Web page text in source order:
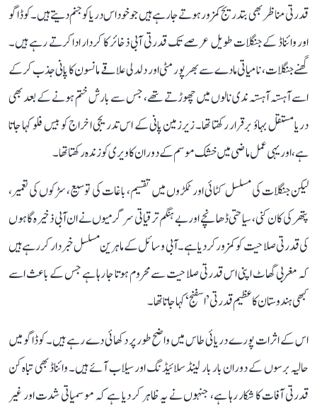
قدرتی مناظر بھی بتدریج کمزور ہوتے جا رہے ہیں جو خود اس دریا کو جنم دیتے ہیں۔ کوڈاگو
اور وائناڈ کے جنگلات طویل عرصے تک قدرتی آبی ذخائر کا کردار ادا کرتے رہے ہیں۔
گھنے جنگلات، نامیاتی مادے سے بھرپور مٹی اور دلدلی علاقے مانسون کا پانی جذب کر کے
اسے آہستہ آہستہ ندی نالوں میں چھوڑتے تھے، جس سے بارش ختم ہونے کے بعد بھی
دریا مستقل بہاؤ برقرار رکھتا تھا۔ زیرزمین پانی کے اس تدریجی اخراج کو بیس فلو کہا جاتا
ہے، اور یہی عمل ماضی میں خشک موسم کے دوران کاویری کو زندہ رکھتا تھا۔
لیکن جنگلات کی مسلسل کٹائی اور ٹکڑوں میں تقسیم، باغات کی توسیع، سڑکوں کی تعمیر،
پتھر کی کان کنی، سیاحتی ڈھانچے اور بے ہنگم ترقیاتی سرگرمیوں نے ان آبی ذخیرہ گاہوں
کی قدرتی صلاحیت کو کمزور کر دیا ہے۔ آبی وسائل کے ماہرین مسلسل خبردار کر رہے ہیں
کہ مغربی گھاٹ اپنی اس قدرتی صلاحیت سے محروم ہوتا جا رہا ہے جس کے باعث اسے
کبھی ہندوستان کا عظیم قدرتی ’اسفنج‘ کہا جاتا تھا۔
اس کے اثرات پورے دریائی طاس میں واضح طور پر دکھائی دے رہے ہیں۔ کوڈاگو میں
حالیہ برسوں کے دوران بار بار لینڈ سلائیڈنگ اور سیلاب آئے ہیں۔ وائناڈ بھی تباہ کن
قدرتی آفات کا شکار رہا ہے، جنہوں نے یہ ظاہر کر دیا ہے کہ موسمیاتی شدت اور غیر